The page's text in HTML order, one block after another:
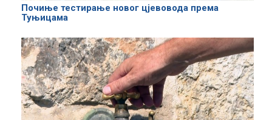
Почиње тестирање новог цјевовода према
Туњицама